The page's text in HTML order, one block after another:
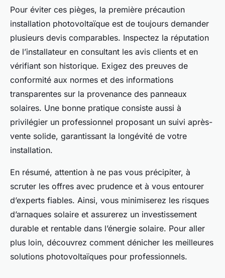
Pour éviter ces pièges, la première précaution
installation photovoltaïque est de toujours demander
plusieurs devis comparables. Inspectez la réputation
de l’installateur en consultant les avis clients et en
vérifiant son historique. Exigez des preuves de
conformité aux normes et des informations
transparentes sur la provenance des panneaux
solaires. Une bonne pratique consiste aussi à
privilégier un professionnel proposant un suivi après-
vente solide, garantissant la longévité de votre
installation.
En résumé, attention à ne pas vous précipiter, à
scruter les offres avec prudence et à vous entourer
d’experts fiables. Ainsi, vous minimiserez les risques
d’arnaques solaire et assurerez un investissement
durable et rentable dans l’énergie solaire. Pour aller
plus loin, découvrez comment dénicher les meilleures
solutions photovoltaïques pour professionnels.